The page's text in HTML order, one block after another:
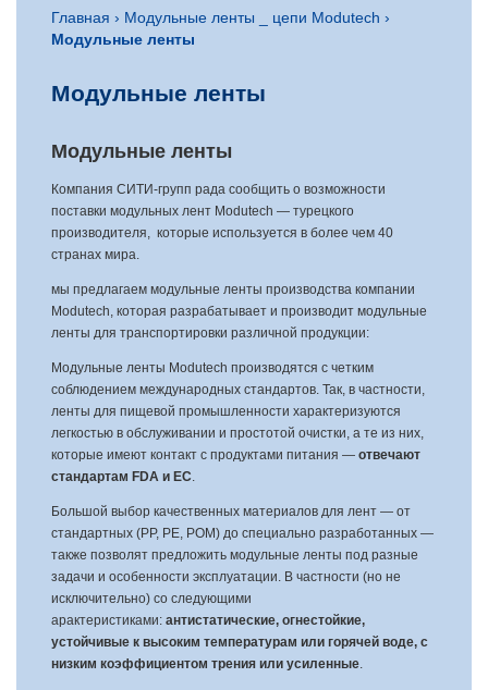
Главная › Модульные ленты _ цепи Modutech ›
Модульные ленты
Модульные ленты
Модульные ленты
Компания СИТИ-групп рада сообщить о возможности
поставки модульных лент Modutech — турецкого
производителя, которые используется в более чем 40
странах мира.
мы предлагаем модульные ленты производства компании
Modutech, которая разрабатывает и производит модульные
ленты для транспортировки различной продукции:
Модульные ленты Modutech производятся с четким
соблюдением международных стандартов. Так, в частности,
ленты для пищевой промышленности характеризуются
легкостью в обслуживании и простотой очистки, а те из них,
которые имеют контакт с продуктами питания — отвечают
стандартам FDA и ЕС.
Большой выбор качественных материалов для лент — от
стандартных (PP, PE, POM) до специально разработанных —
также позволят предложить модульные ленты под разные
задачи и особенности эксплуатации. В частности (но не
исключительно) со следующими
арактеристиками: антистатические, огнестойкие,
устойчивые к высоким температурам или горячей воде, с
низким коэффициентом трения или усиленные.